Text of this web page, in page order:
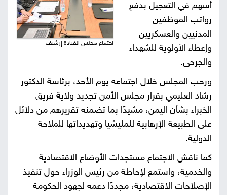
نحن
إتصل
بنا
البحث
اجتماع مجلس القيادة إرشيف
أسهم في التعجيل بدفع
رواتب الموظفين
المدنيين والعسكريين
وإعطاء الأولوية للشهداء
والجرحى.
ورحب المجلس خلال اجتماعه يوم الأحد، برئاسة الدكتور
رشاد العليمي بقرار مجلس الأمن تجديد ولاية فريق
الخبراء بشأن اليمن، مشيدًا بما تضمنه تقريرهم من دلائل
على الطبيعة الإرهابية للمليشيا وتهديداتها للملاحة
الدولية.
كما ناقش الاجتماع مستجدات الأوضاع الاقتصادية
والخدمية، واستمع لإحاطة من رئيس الوزراء حول تنفيذ
الإصلاحات الاقتصادية، مجددًا دعمه لجهود الحكومة